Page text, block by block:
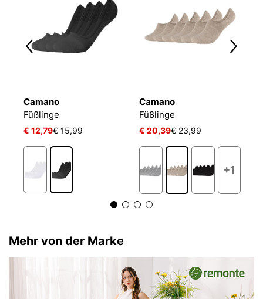
Camano
Füßlinge
€ 12,79€ 15,99
Camano
Füßlinge
€ 20,39€ 23,99
+1
Mehr von der Marke